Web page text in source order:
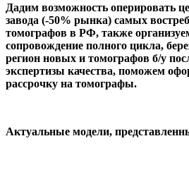
Дадим возможность оперировать
завода (-50% рынка) самых
томографов в РФ, также
сопровождение полного цикла,
регион новых и томографов б/у
экспертизы качества, поможем
рассрочку на томографы.
Актуальные модели,